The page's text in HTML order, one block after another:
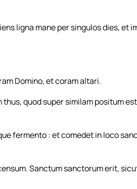
ligna mane per singulos dies, et
Domino, et coram altari.
quod super similam positum
fermento : et comedet in loco
Sanctum sanctorum erit,